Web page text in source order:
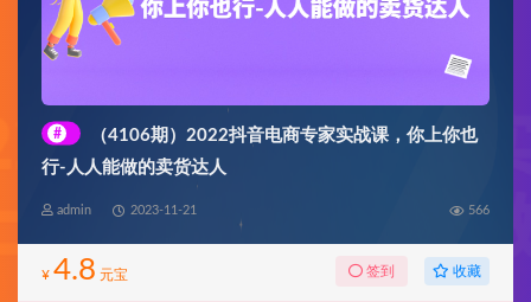
#
（4106期）2022抖音电商专家实战课，你上你也
行-人人能做的卖货达人
admin 2023-11-21 566
¥ 4.8 元宝 签到 收藏